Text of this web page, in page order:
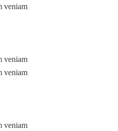
veniam
veniam
veniam
veniam